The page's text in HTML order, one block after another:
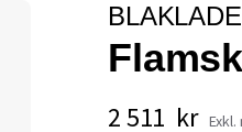
2 511 kr